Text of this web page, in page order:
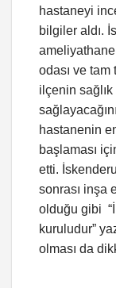
hastaneyi
bilgiler aldı.
odası ve
ilçenin
hastanenin
başlaması
etti.
sonrası inşa
olduğu gibi
kuruludur”
olması da